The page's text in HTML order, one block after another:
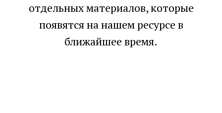
отдельных материалов, которые
появятся на нашем ресурсе в
ближайшее время.